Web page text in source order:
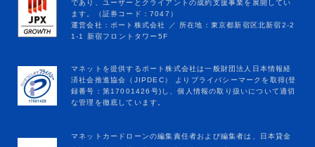
マネットカードローンの編集責任者および編集者は、日本貸金